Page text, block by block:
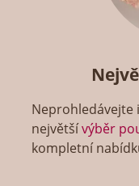
Neprohledávejte
největšívýběr
kompletní